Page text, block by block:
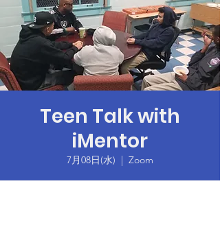
Teen Talk with
iMentor
7月08日(水)
  |
Zoom